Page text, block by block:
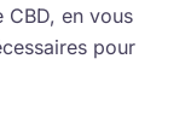
en vous
pour